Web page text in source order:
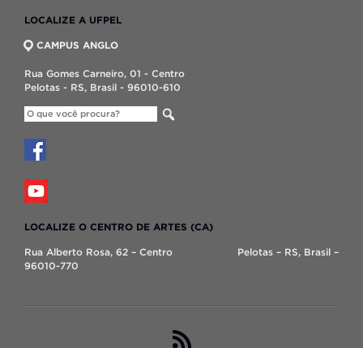
LOCALIZE A UFPEL
CAMPUS ANGLO
Rua Gomes Carneiro, 01 - Centro
Pelotas - RS, Brasil - 96010-610
LOCALIZE O CENTRO DE ARTES (CA)
Rua Alberto Rosa, 62 – Centro Pelotas – RS, Brasil –
96010-770